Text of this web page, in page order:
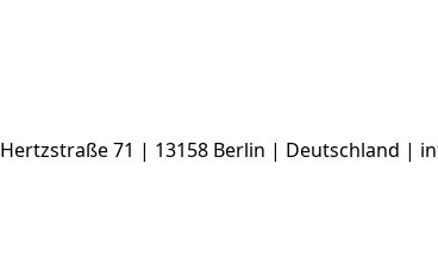
71 | 13158 Berlin | Deutschland |